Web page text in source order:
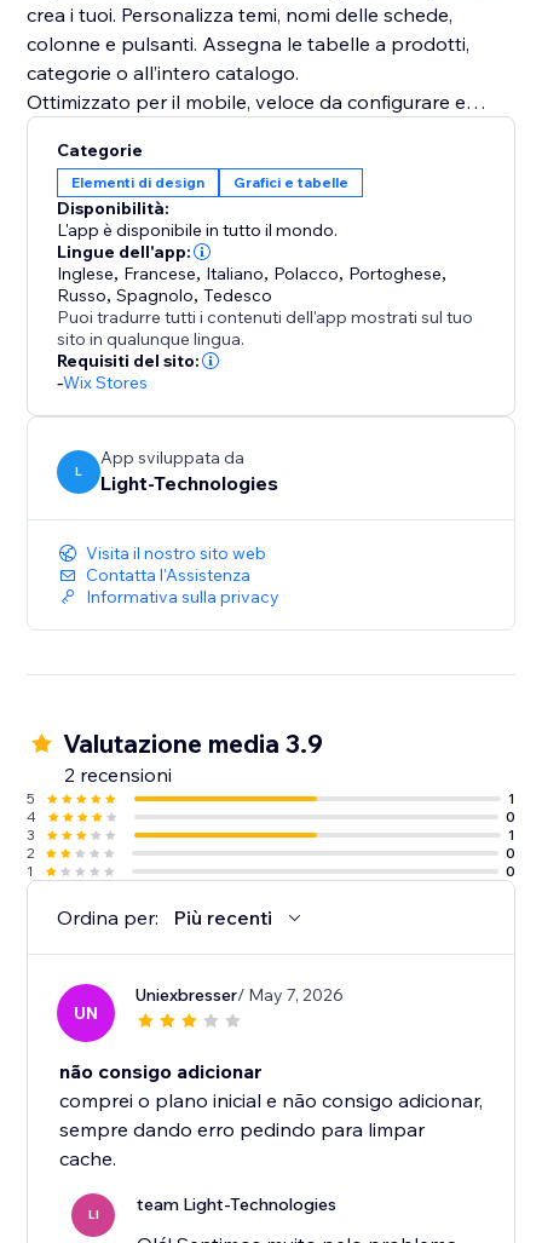
crea i tuoi. Personalizza temi, nomi delle schede,
colonne e pulsanti. Assegna le tabelle a prodotti,
categorie o all’intero catalogo.
Ottimizzato per il mobile, veloce da configurare e
Categorie
Elementi di design Grafici e tabelle
Disponibilità:
L'app è disponibile in tutto il mondo.
Lingue dell'app:
Inglese, Francese, Italiano, Polacco, Portoghese,
Russo,Spagnolo,Tedesco
Puoi tradurre tutti i contenuti dell'app mostrati sul tuo
sito in qualunque lingua.
Requisiti del sito:
-Wix Stores
L
App sviluppata da
Light-Technologies
Visita il nostro sito web
Contatta l'Assistenza
Informativa sulla privacy
Valutazione media 3.9
2 recensioni
5
1
4
0
3
1
2
0
1
0
Ordina per: Più recenti
UN
Uniexbresser/ May 7, 2026
não consigo adicionar
comprei o plano inicial e não consigo adicionar,
sempre dando erro pedindo para limpar
cache.
LI team Light-Technologies